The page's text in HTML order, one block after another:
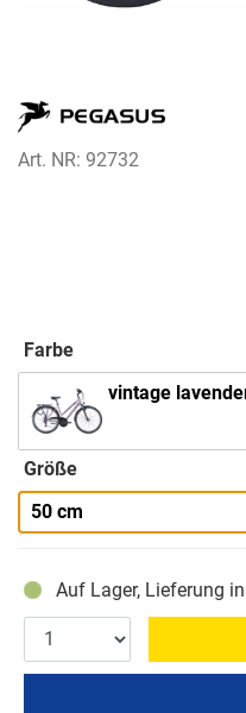
Art. NR: 92732
Farbe
vintage
Größe
50 cm
Auf Lager, Lieferung